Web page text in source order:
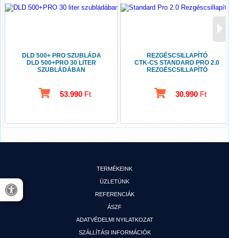
DLD 500+ PRO SZUBLÁDA
DLD 500+PRO 30 LITER
SZUBLÁDÁBAN
53.990 Ft
REZGÉSCSILLAPÍTÓ
CTK-CS STANDARD PRO 2.0
REZGÉSCSILLAPÍTÓ
30.990 Ft
TERMÉKEINK
ÜZLETÜNK
REFERENCIÁK
ÁSZF
ADATVÉDELMI NYILATKOZAT
SZÁLLÍTÁSI INFORMÁCIÓK